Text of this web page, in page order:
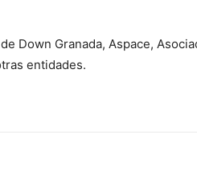
Down Granada, Aspace,
entidades.